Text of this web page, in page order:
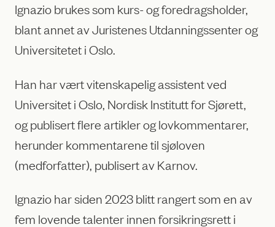
Ignazio brukes som kurs- og foredragsholder,
blant annet av Juristenes Utdanningssenter og
Universitetet i Oslo.
Han har vært vitenskapelig assistent ved
Universitet i Oslo, Nordisk Institutt for Sjørett,
og publisert flere artikler og lovkommentarer,
herunder kommentarene til sjøloven
(medforfatter), publisert av Karnov.
Ignazio har siden 2023 blitt rangert som en av
fem lovende talenter innen forsikringsrett i